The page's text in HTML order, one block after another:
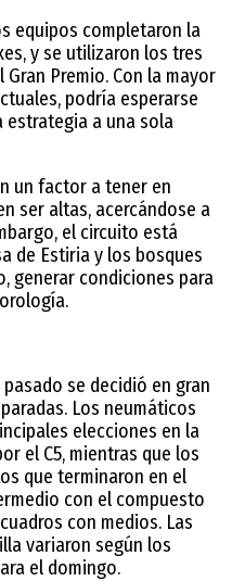
equipos completaron la
y se utilizaron los tres
Premio. Con la mayor
podría esperarse
estrategia a una sola
un factor a tener en
ser altas, acercándose a
el circuito está
de Estiria y los bosques
generar condiciones para
se decidió en gran
Los neumáticos
elecciones en la
el C5, mientras que los
que terminaron en el
con el compuesto
con medios. Las
variaron según los
el domingo.